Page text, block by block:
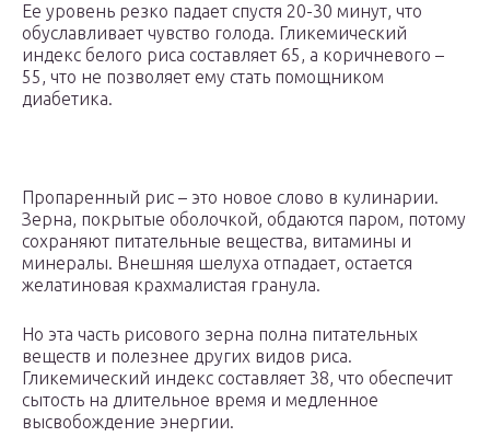
Ее уровень резко падает спустя 20-30 минут, что
обуславливает чувство голода. Гликемический
индекс белого риса составляет 65, а коричневого –
55, что не позволяет ему стать помощником
диабетика.
Пропаренный рис – это новое слово в кулинарии.
Зерна, покрытые оболочкой, обдаются паром, потому
сохраняют питательные вещества, витамины и
минералы. Внешняя шелуха отпадает, остается
желатиновая крахмалистая гранула.
Но эта часть рисового зерна полна питательных
веществ и полезнее других видов риса.
Гликемический индекс составляет 38, что обеспечит
сытость на длительное время и медленное
высвобождение энергии.